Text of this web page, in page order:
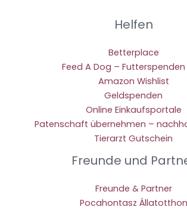
Helfen
Betterplace
Feed A Dog –
Amazon Wishlist
Geldspenden
Online Einkaufsportale
Patenschaft übernehmen –
Tierarzt Gutschein
Freunde und
Freunde & Partner
Pocahontasz Állatotthon